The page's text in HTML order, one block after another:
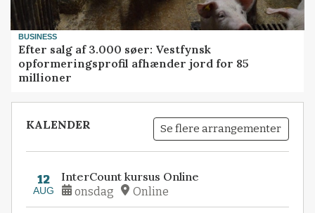
BUSINESS
Efter salg af 3.000 søer: Vestfynsk
opformeringsprofil afhænder jord for 85
millioner
KALENDER Se flere arrangementer
12
AUG
InterCount kursus Online
onsdag Online